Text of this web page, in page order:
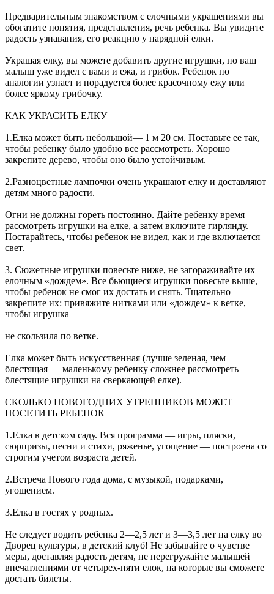
Предварительным знакомством с елочными украшениями вы
обогатите понятия, представления, речь ребенка. Вы увидите
радость узнавания, его реакцию у нарядной елки.
Украшая елку, вы можете добавить другие игрушки, но ваш
малыш уже видел с вами и ежа, и грибок. Ребенок по
аналогии узнает и порадуется более красочному ежу или
более яркому грибочку.
КАК УКРАСИТЬ ЕЛКУ
1.Елка может быть небольшой— 1 м 20 см. Поставьте ее так,
чтобы ребенку было удобно все рассмотреть. Хорошо
закрепите дерево, чтобы оно было устойчивым.
2.Разноцветные лампочки очень украшают елку и доставляют
детям много радости.
Огни не должны гореть постоянно. Дайте ребенку время
рассмотреть игрушки на елке, а затем включите гирлянду.
Постарайтесь, чтобы ребенок не видел, как и где включается
свет.
3. Сюжетные игрушки повесьте ниже, не загораживайте их
елочным «дождем». Все бьющиеся игрушки повесьте выше,
чтобы ребенок не смог их достать и снять. Тщательно
закрепите их: привяжите нитками или «дождем» к ветке,
чтобы игрушка
не скользила по ветке.
Елка может быть искусственная (лучше зеленая, чем
блестящая — маленькому ребенку сложнее рассмотреть
блестящие игрушки на сверкающей елке).
СКОЛЬКО НОВОГОДНИХ УТРЕННИКОВ МОЖЕТ
ПОСЕТИТЬ РЕБЕНОК
1.Елка в детском саду. Вся программа — игры, пляски,
сюрпризы, песни и стихи, ряженье, угощение — построена со
строгим учетом возраста детей.
2.Встреча Нового года дома, с музыкой, подарками,
угощением.
3.Елка в гостях у родных.
Не следует водить ребенка 2—2,5 лет и 3—3,5 лет на елку во
Дворец культуры, в детский клуб! Не забывайте о чувстве
меры, доставляя радость детям, не перегружайте малышей
впечатлениями от четырех-пяти елок, на которые вы сможете
достать билеты.